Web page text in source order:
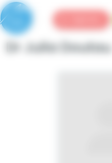
Dr Julia Doutau
Panneau de gestion des cookies